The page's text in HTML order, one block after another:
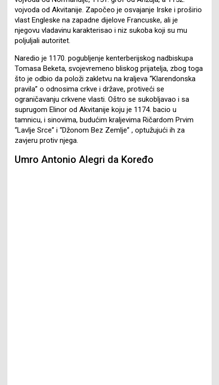
vojvoda od Akvitanije. Započeo je osvajanje Irske i proširio
vlast Engleske na zapadne dijelove Francuske, ali je
njegovu vladavinu karakterisao i niz sukoba koji su mu
poljuljali autoritet.
Naredio je 1170. pogubljenje kenterberijskog nadbiskupa
Tomasa Beketa, svojevremeno bliskog prijatelja, zbog toga
što je odbio da položi zakletvu na kraljeva “Klarendonska
pravila” o odnosima crkve i države, protiveći se
ograničavanju crkvene vlasti. Oštro se sukobljavao i sa
suprugom Elinor od Akvitanije koju je 1174. bacio u
tamnicu, i sinovima, budućim kraljevima Ričardom Prvim
“Lavlje Srce” i “Džonom Bez Zemlje” , optužujući ih za
zavjeru protiv njega.
Umro Antonio Alegri da Koređo